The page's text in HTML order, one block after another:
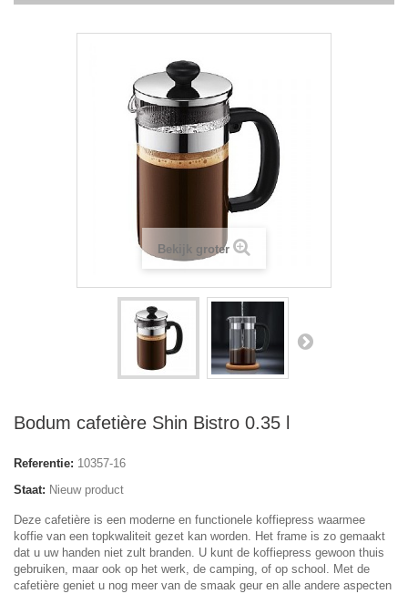
Bekijk groter
Bodum cafetière Shin Bistro 0.35 l
Referentie: 10357­-16
Staat: Nieuw product
Deze cafetière is een moderne en functionele koffiepress waarmee
koffie van een topkwaliteit gezet kan worden. Het frame is zo gemaakt
dat u uw handen niet zult branden. U kunt de koffiepress gewoon thuis
gebruiken, maar ook op het werk, de camping, of op school. Met de
cafetière geniet u nog meer van de smaak geur en alle andere aspecten